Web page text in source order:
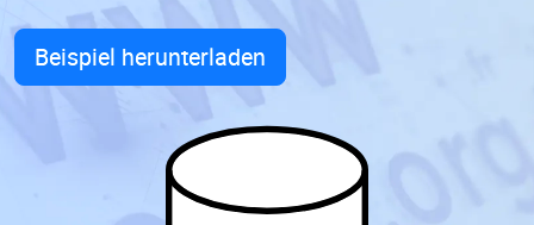
Beispiel herunterladen